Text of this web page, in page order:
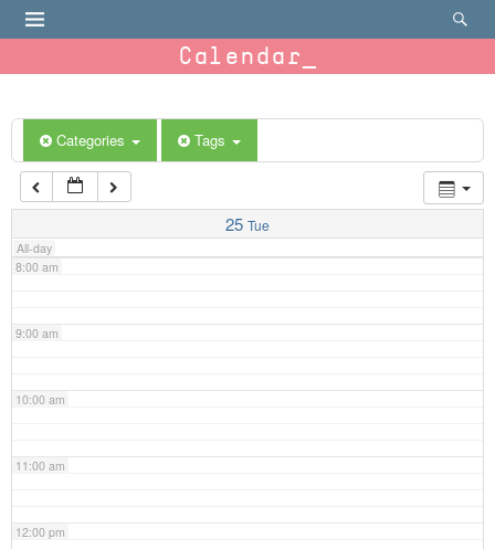
Calendar
Categories Tags
25 Tue
All-day
6:00 am
7:00 am
8:00 am
9:00 am
10:00 am
11:00 am
12:00 pm